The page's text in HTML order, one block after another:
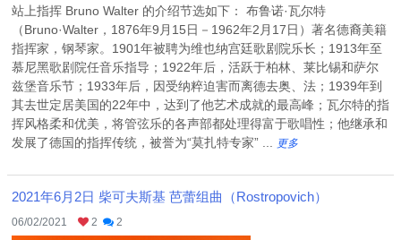
站上指挥 Bruno Walter 的介绍节选如下： 布鲁诺·瓦尔特
（Bruno·Walter，1876年9月15日－1962年2月17日）著名德裔美籍
指挥家，钢琴家。1901年被聘为维也纳宫廷歌剧院乐长；1913年至
慕尼黑歌剧院任音乐指导；1922年后，活跃于柏林、莱比锡和萨尔
兹堡音乐节；1933年后，因受纳粹迫害而离德去奥、法；1939年到
其去世定居美国的22年中，达到了他艺术成就的最高峰；瓦尔特的指
挥风格柔和优美，将管弦乐的各声部都处理得富于歌唱性；他继承和
发展了德国的指挥传统，被誉为“莫扎特专家” ...
更多
2021年6月2日 柴可夫斯基 芭蕾组曲（Rostropovich）
06/02/2021 2 2